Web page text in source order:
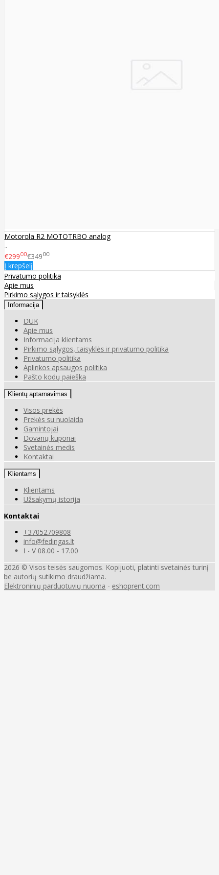
Motorola R2 MOTOTRBO analog
..
€29900€34900
Į krepšelį
Privatumo politika
Apie mus
Pirkimo sąlygos ir taisyklės
Informacija
DUK
Apie mus
Informacija klientams
Pirkimo sąlygos, taisyklės ir privatumo politika
Privatumo politika
Aplinkos apsaugos politika
Pašto kodų paieška
Klientų aptarnavimas
Visos prekės
Prekės su nuolaida
Gamintojai
Dovanų kuponai
Svetainės medis
Kontaktai
Klientams
Klientams
Užsakymų istorija
Kontaktai
+37052709808
info@fedingas.lt
I - V 08.00 - 17.00
2026 © Visos teisės saugomos. Kopijuoti, platinti svetainės turinį
be autorių sutikimo draudžiama.
Elektroninių parduotuvių nuoma - eshoprent.com